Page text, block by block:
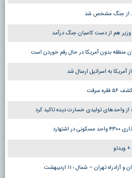
از جنگ مشخص شد
هم از دست کاسبان جنگ درآمد
منطقه بدون آمریکا در حال رقم خوردن است
سرقت
از واحدهای تولیدی خسارت دیده تاکید کرد
+ ویدئو
تهران – شمال ؛ ١١ اردیبهشت